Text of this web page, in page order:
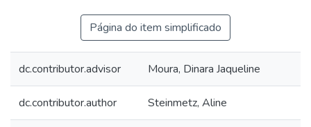
Página do item simplificado
dc.contributor.advisor Moura, Dinara Jaqueline
dc.contributor.author Steinmetz, Aline